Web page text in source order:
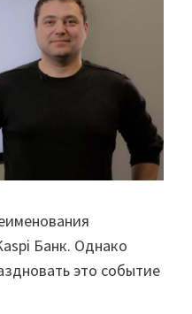
Банк. Однако
это событие